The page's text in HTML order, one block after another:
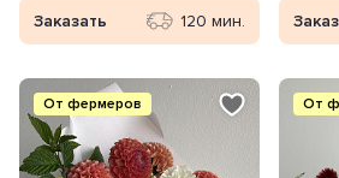
Заказать 120 мин.
От фермеров От